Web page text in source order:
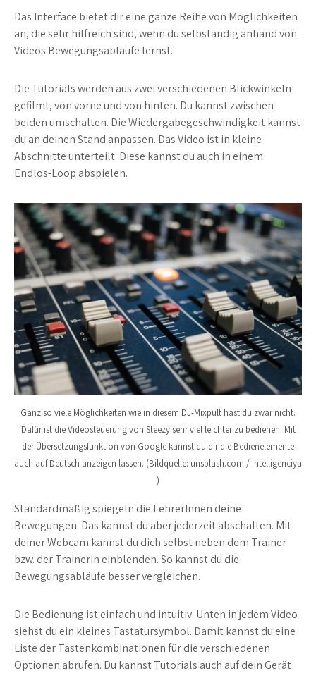
Das Interface bietet dir eine ganze Reihe von Möglichkeiten
an, die sehr hilfreich sind, wenn du selbständig anhand von
Videos Bewegungsabläufe lernst.
Die Tutorials werden aus zwei verschiedenen Blickwinkeln
gefilmt, von vorne und von hinten. Du kannst zwischen
beiden umschalten. Die Wiedergabegeschwindigkeit kannst
du an deinen Stand anpassen. Das Video ist in kleine
Abschnitte unterteilt. Diese kannst du auch in einem
Endlos-Loop abspielen.
Ganz so viele Möglichkeiten wie in diesem DJ-Mixpult hast du zwar nicht.
Dafür ist die Videosteuerung von Steezy sehr viel leichter zu bedienen. Mit
der Übersetzungsfunktion von Google kannst du dir die Bedienelemente
auch auf Deutsch anzeigen lassen. (Bildquelle: unsplash.com / intelligenciya
)
Standardmäßig spiegeln die LehrerInnen deine
Bewegungen. Das kannst du aber jederzeit abschalten. Mit
deiner Webcam kannst du dich selbst neben dem Trainer
bzw. der Trainerin einblenden. So kannst du die
Bewegungsabläufe besser vergleichen.
Die Bedienung ist einfach und intuitiv. Unten in jedem Video
siehst du ein kleines Tastatursymbol. Damit kannst du eine
Liste der Tastenkombinationen für die verschiedenen
Optionen abrufen. Du kannst Tutorials auch auf dein Gerät